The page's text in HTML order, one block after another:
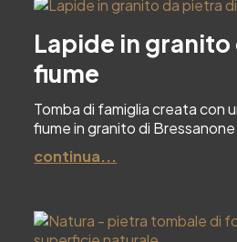
Lapide in
fiume
Tomba di famiglia creata con
fiume in granito di
continua...